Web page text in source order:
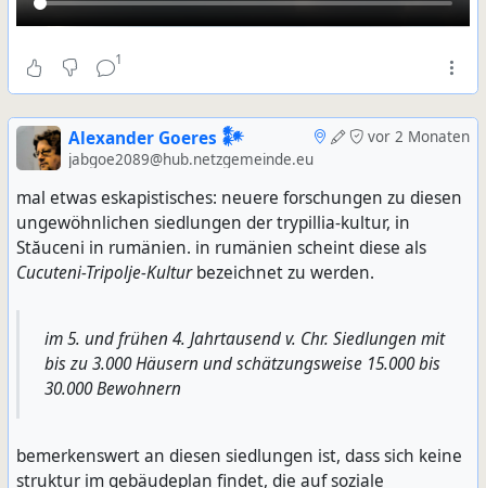
1
vor 2 Monaten
Alexander Goeres 𒀯
jabgoe2089@hub.netzgemeinde.eu
mal etwas eskapistisches: neuere forschungen zu diesen
ungewöhnlichen siedlungen der trypillia-kultur, in
Stăuceni in rumänien. in rumänien scheint diese als
Cucuteni-Tripolje-Kulturbezeichnet zu werden.
im 5. und frühen 4. Jahrtausend v. Chr. Siedlungen mit
bis zu 3.000 Häusern und schätzungsweise 15.000 bis
30.000 Bewohnern
bemerkenswert an diesen siedlungen ist, dass sich keine
struktur im gebäudeplan findet, die auf soziale